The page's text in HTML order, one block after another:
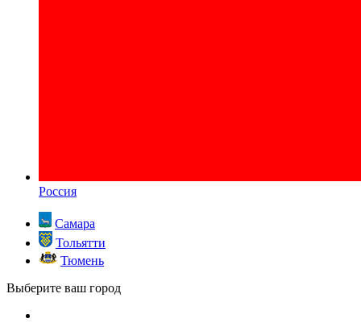
Россия
Самара
Тольятти
Тюмень
Выберите ваш город